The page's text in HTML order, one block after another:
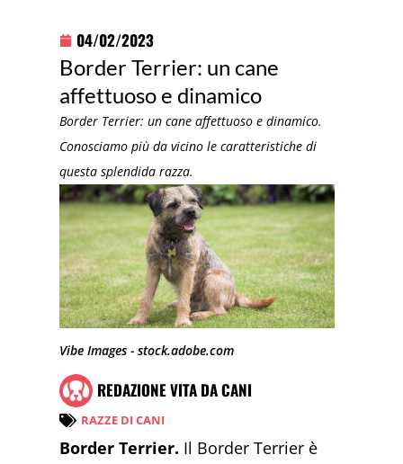
04/02/2023
Border Terrier: un cane
affettuoso e dinamico
Border Terrier: un cane affettuoso e dinamico.
Conosciamo più da vicino le caratteristiche di
questa splendida razza.
Vibe Images - stock.adobe.com
REDAZIONE VITA DA CANI
RAZZE DI CANI
Border Terrier. Il Border Terrier è